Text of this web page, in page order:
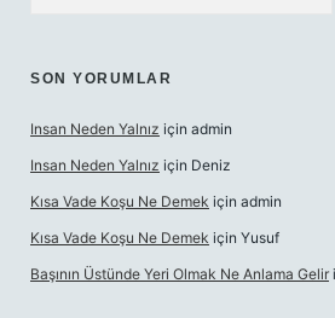
SON YORUMLAR
Insan Neden Yalnız için admin
Insan Neden Yalnız için Deniz
Kısa Vade Koşu Ne Demek için admin
Kısa Vade Koşu Ne Demek için Yusuf
Başının Üstünde Yeri Olmak Ne Anlama Gelir